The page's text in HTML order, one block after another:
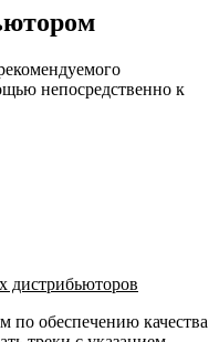
непосредственно к
дистрибьюторов
обеспечению качества